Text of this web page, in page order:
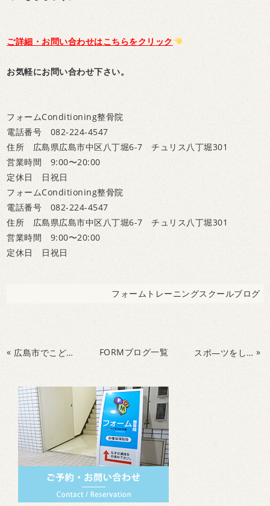
ご詳細・お問い合わせはこちらをクリック
お気軽にお問い合わせ下さい。
フォームConditioning整骨院
電話番号 082-224-4547
住所 広島県広島市中区八丁堀6-7 チュリス八丁堀301
営業時間 9:00〜20:00
定休日 日祝日
フォームConditioning整骨院
電話番号 082-224-4547
住所 広島県広島市中区八丁堀6-7 チュリス八丁堀301
営業時間 9:00〜20:00
定休日 日祝日
フォームトレーニングスクールブログ
« 広島市でこどもの運動能力・運動神経を伸ばすなら FORMブログ一覧 スポ―ツをしている方に多い腰椎分離症 »